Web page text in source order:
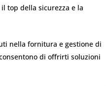
top della sicurezza e la
nella fornitura e gestione di
di offrirti soluzioni